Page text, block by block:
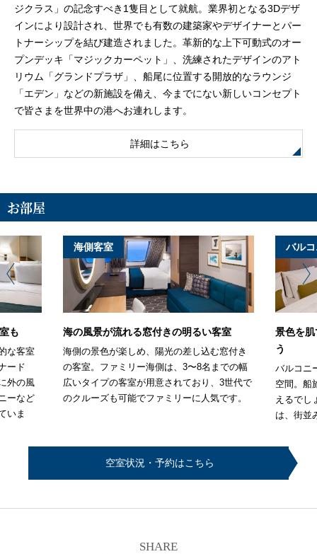
ジクラス」の記念すべき1隻目として就航。業界初となる3Dデザ
インにより設計され、世界でも有数の建築家やデザイナーとパー
トナーシップを結び建造されました。革新的な上下可動式のオー
プンデッキ「マジックカーペット」、洗練されたデザインのアト
リウム「グランドプラザ」、船尾に位置する開放的なラウンジ
「エデン」などの新施設を備え、今までにない新しいコンセプト
で皆さまを世界中の港へお連れします。
詳細はこちら
お部屋
も
な客室
ード
外の風
ーなど
いま
海側客室
海の風景が流れる窓付きの明るい客室
海側の景色が楽しめ、陽光の差し込む窓付き
の客室。ファミリー海側は、3〜8名までの幅
広いタイプの客室が用意されており、3世代で
のクルーズも可能でファミリーに人気です。
バル
景色を
う
バルコニ
空間。船
えるでし
は、街並
空室状況・予約はこちら
SHARE